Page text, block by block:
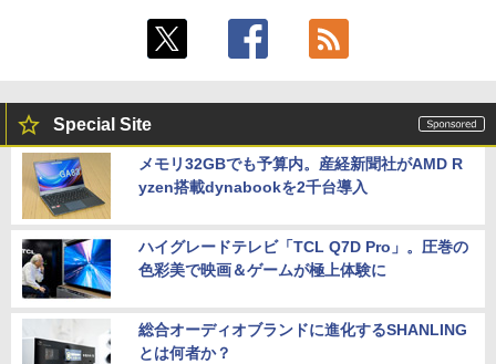
Special Site
メモリ32GBでも予算内。産経新聞社がAMD R
yzen搭載dynabookを2千台導入
ハイグレードテレビ「TCL Q7D Pro」。圧巻の
色彩美で映画＆ゲームが極上体験に
総合オーディオブランドに進化するSHANLING
とは何者か？